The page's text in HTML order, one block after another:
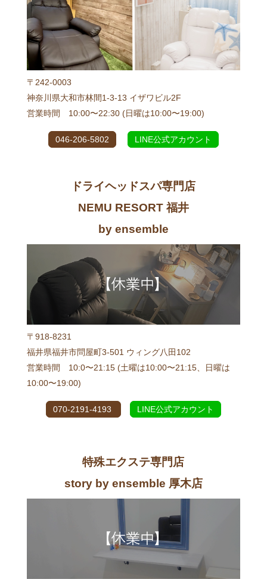
〒242-0003
神奈川県大和市林間1-3-13 イザワビル2F
営業時間 10:00〜22:30 (日曜は10:00〜19:00)
046-206-5802 LINE公式アカウント
ドライヘッドスパ専門店
NEMU RESORT 福井
by ensemble
〒918-8231
福井県福井市問屋町3-501 ウィング八田102
営業時間 10:0〜21:15 (土曜は10:00〜21:15、日曜は
10:00〜19:00)
070-2191-4193 LINE公式アカウント
特殊エクステ専門店
story by ensemble 厚木店